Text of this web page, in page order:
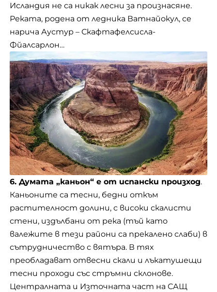
Исландия не са никак лесни за произнасяне.
Реката, родена от ледника Ватнайокул, се
нарича Аустур – Скафтафелсисла-
Фйалсарлон…
6. Думата „каньон“ е от испански произход.
Каньоните са тесни, бедни откъм
растителност долини, с високи скалисти
стени, издълбани от река (тъй като
валежите в тези райони са прекалено слаби) в
сътрудничество с вятъра. В тях
преобладават отвесни скали и лъкатушещи
тесни проходи със стръмни склонове.
Централната и Източната част на САЩ